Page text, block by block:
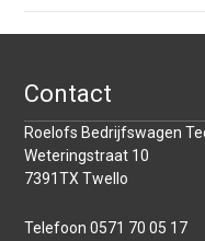
Contact
Roelofs Bedrijfswagen
Weteringstraat 10
7391TX Twello
Telefoon 0571 70 05 17